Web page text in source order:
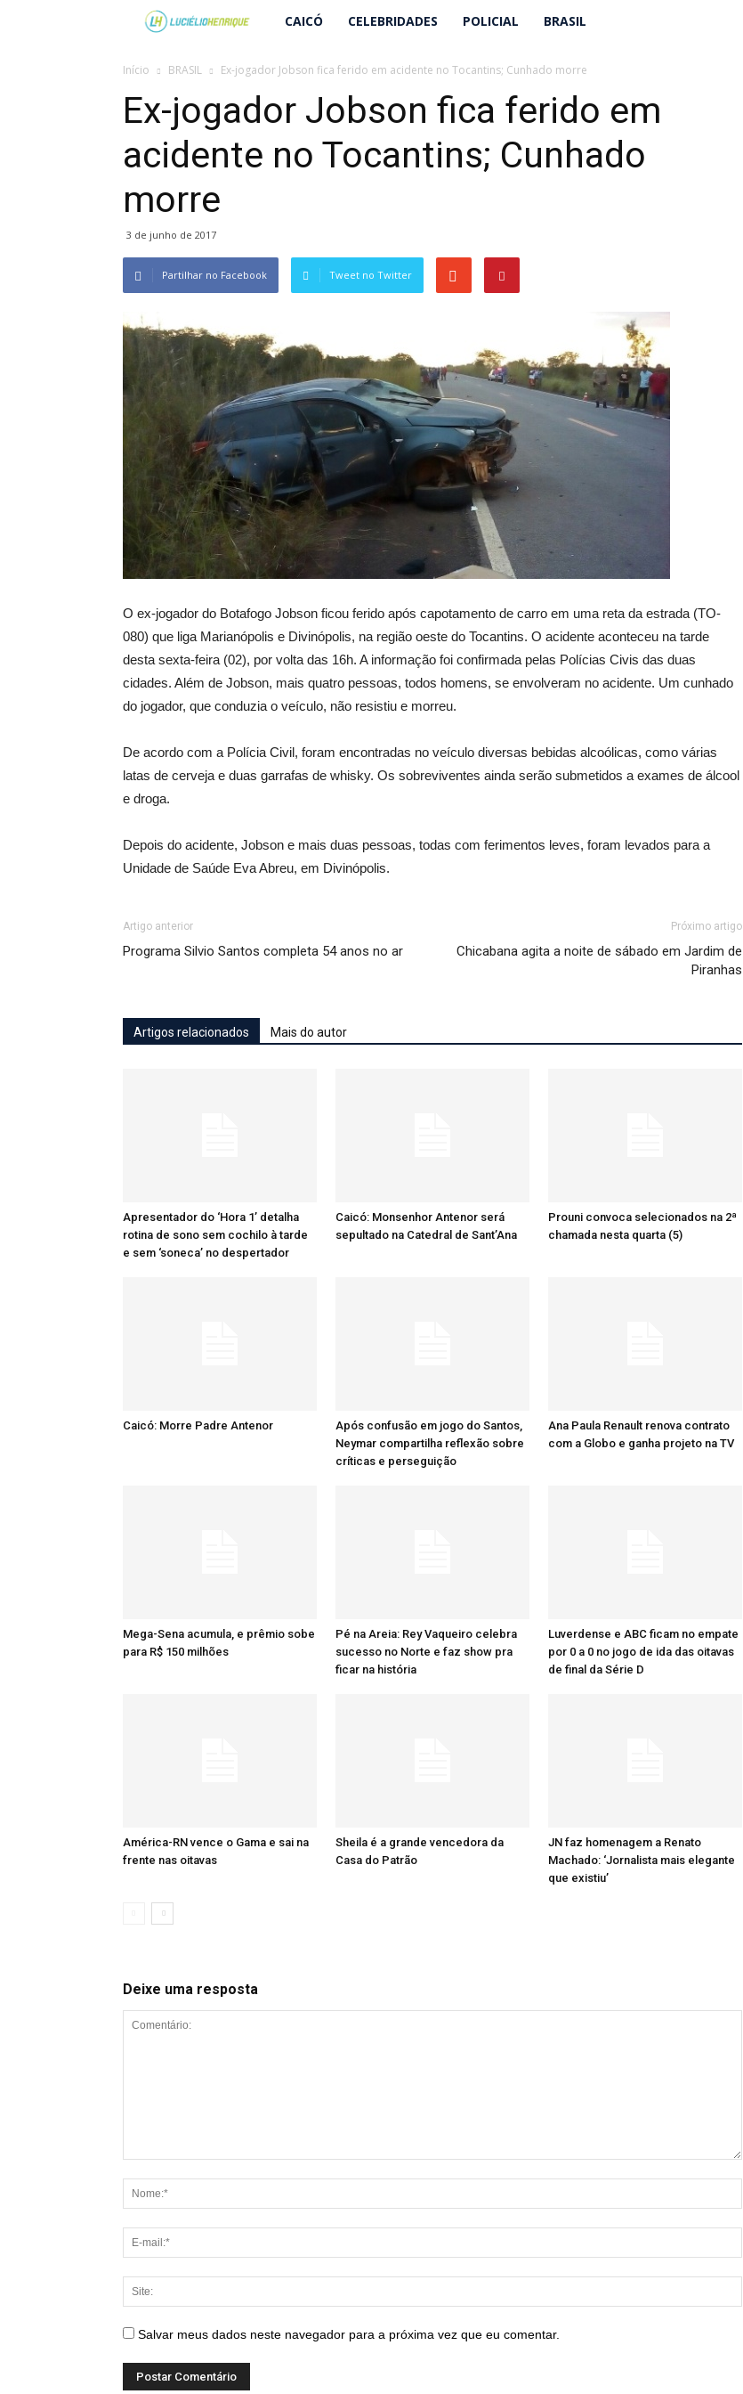
Lucielio
Henrique
CAICÓ CELEBRIDADES POLICIAL BRASIL
Início BRASIL Ex-jogador Jobson fica ferido em acidente no Tocantins; Cunhado morre
Ex-jogador Jobson fica ferido em
acidente no Tocantins; Cunhado
morre
3 de junho de 2017
Partilhar no Facebook Tweet no Twitter
O ex-jogador do Botafogo Jobson ficou ferido após capotamento de carro em uma reta da estrada (TO-
080) que liga Marianópolis e Divinópolis, na região oeste do Tocantins. O acidente aconteceu na tarde
desta sexta-feira (02), por volta das 16h. A informação foi confirmada pelas Polícias Civis das duas
cidades. Além de Jobson, mais quatro pessoas, todos homens, se envolveram no acidente. Um cunhado
do jogador, que conduzia o veículo, não resistiu e morreu.
De acordo com a Polícia Civil, foram encontradas no veículo diversas bebidas alcoólicas, como várias
latas de cerveja e duas garrafas de whisky. Os sobreviventes ainda serão submetidos a exames de álcool
e droga.
Depois do acidente, Jobson e mais duas pessoas, todas com ferimentos leves, foram levados para a
Unidade de Saúde Eva Abreu, em Divinópolis.
Artigo anterior
Programa Silvio Santos completa 54 anos no ar
Próximo artigo
Chicabana agita a noite de sábado em Jardim de
Piranhas
Artigos relacionados Mais do autor
Apresentador do ‘Hora 1’ detalha
rotina de sono sem cochilo à tarde
e sem ‘soneca’ no despertador
Caicó: Monsenhor Antenor será
sepultado na Catedral de Sant’Ana
Prouni convoca selecionados na 2ª
chamada nesta quarta (5)
Caicó: Morre Padre Antenor
Após confusão em jogo do Santos,
Neymar compartilha reflexão sobre
críticas e perseguição
Ana Paula Renault renova contrato
com a Globo e ganha projeto na TV
Mega-Sena acumula, e prêmio sobe
para R$ 150 milhões
Pé na Areia: Rey Vaqueiro celebra
sucesso no Norte e faz show pra
ficar na história
Luverdense e ABC ficam no empate
por 0 a 0 no jogo de ida das oitavas
de final da Série D
América-RN vence o Gama e sai na
frente nas oitavas
Sheila é a grande vencedora da
Casa do Patrão
JN faz homenagem a Renato
Machado: ‘Jornalista mais elegante
que existiu’
Deixe uma resposta
Salvar meus dados neste navegador para a próxima vez que eu comentar.